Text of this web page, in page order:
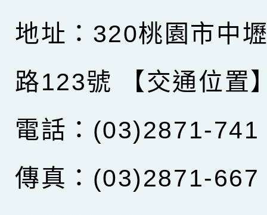
地址：320桃園市中
路123號
【交通位置
電話：(03)2871-741
傳真：(03)2871-667